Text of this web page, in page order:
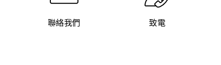
聯絡我們 致電